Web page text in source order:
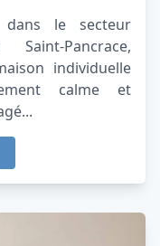
le secteur
individuelle
calme et